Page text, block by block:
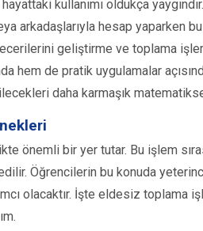
kullanımı oldukça
arkadaşlarıyla hesap yaparken
geliştirme ve toplama
hem de pratik uygulamalar
daha karmaşık
önemli bir yer tutar. Bu işlem
Öğrencilerin bu konuda
olacaktır. İşte eldesiz toplama